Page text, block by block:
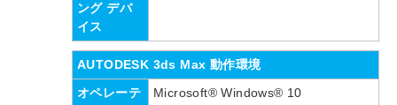
ング デバ
イス
AUTODESK 3ds Max 動作環境
オペレーテ
Microsoft® Windows® 10